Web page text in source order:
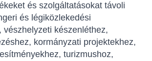
és szolgáltatásokat távoli
és légiközlekedési
vészhelyzeti készenléthez,
kormányzati projektekhez,
turizmushoz,